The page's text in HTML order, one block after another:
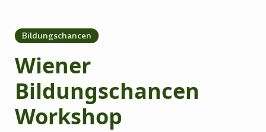
Bildungschancen
Wiener
Bildungschancen
Workshop